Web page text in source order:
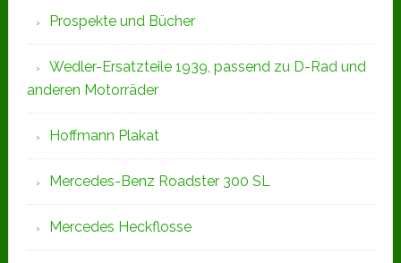
Prospekte und Bücher
Wedler-Ersatzteile 1939, passend zu D-Rad und
anderen Motorräder
Hoffmann Plakat
Mercedes-Benz Roadster 300 SL
Mercedes Heckflosse